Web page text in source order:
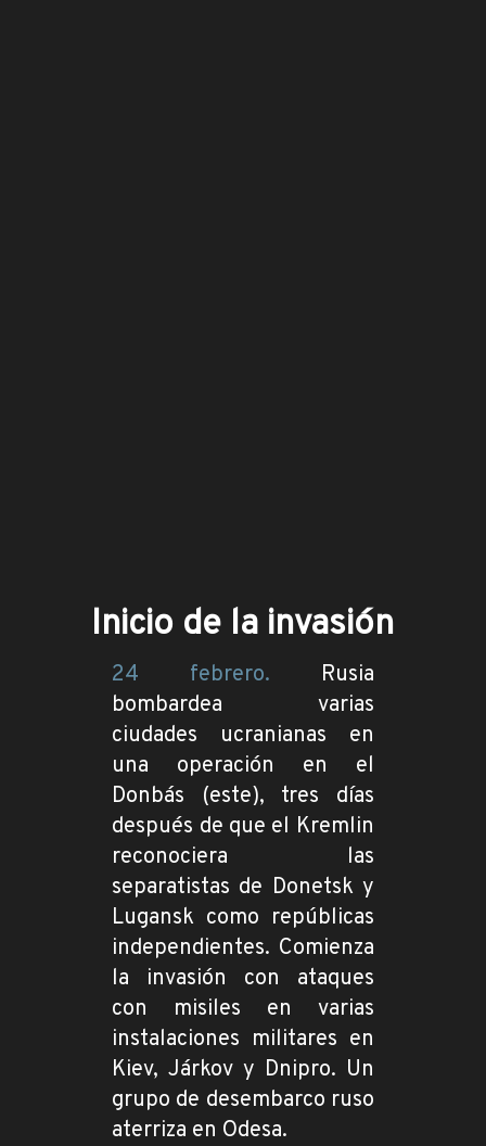
Inicio de la invasión
24 febrero. Rusia
bombardea varias
ciudades ucranianas en
una operación en el
Donbás (este), tres días
después de que el Kremlin
reconociera las
separatistas de Donetsk y
Lugansk como repúblicas
independientes. Comienza
la invasión con ataques
con misiles en varias
instalaciones militares en
Kiev, Járkov y Dnipro. Un
grupo de desembarco ruso
aterriza en Odesa.